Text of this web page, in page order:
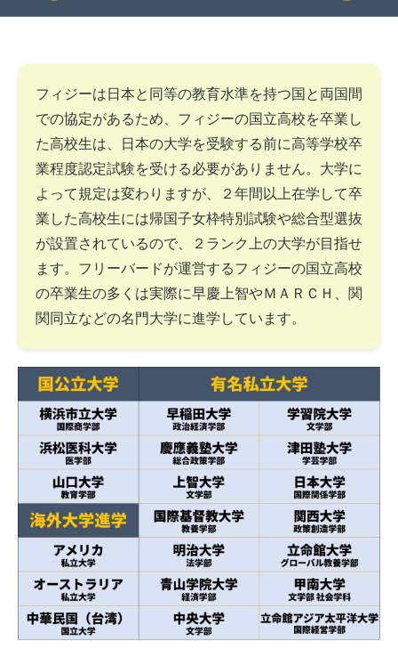
フィジーは日本と同等の教育水準を持つ国と両国間
での協定があるため、フィジーの国立高校を卒業し
た高校生は、日本の大学を受験する前に高等学校卒
業程度認定試験を受ける必要がありません。大学に
よって規定は変わりますが、２年間以上在学して卒
業した高校生には帰国子女枠特別試験や総合型選抜
が設置されているので、２ランク上の大学が目指せ
ます。フリーバードが運営するフィジーの国立高校
の卒業生の多くは実際に早慶上智やＭＡＲＣＨ、関
関同立などの名門大学に進学しています。